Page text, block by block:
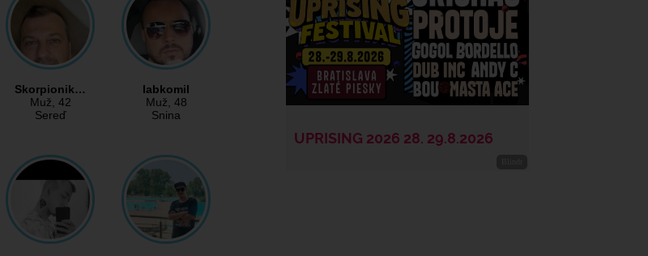
Skorpionik…
Muž, 42
Sereď
labkomil
Muž, 48
Snina